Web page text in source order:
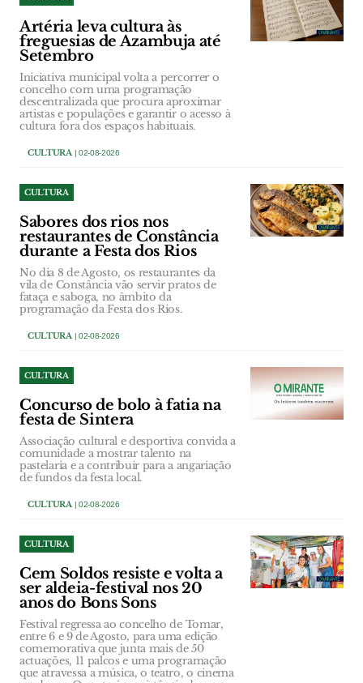
Artéria leva cultura às
freguesias de Azambuja até
Setembro
Iniciativa municipal volta a percorrer o
concelho com uma programação
descentralizada que procura aproximar
artistas e populações e garantir o acesso à
cultura fora dos espaços habituais.
CULTURA| 02-08-2026
CULTURA
Sabores dos rios nos
restaurantes de Constância
durante a Festa dos Rios
No dia 8 de Agosto, os restaurantes da
vila de Constância vão servir pratos de
fataça e saboga, no âmbito da
programação da Festa dos Rios.
CULTURA| 02-08-2026
CULTURA
Concurso de bolo à fatia na
festa de Sintera
Associação cultural e desportiva convida a
comunidade a mostrar talento na
pastelaria e a contribuir para a angariação
de fundos da festa local.
CULTURA| 02-08-2026
CULTURA
Cem Soldos resiste e volta a
ser aldeia-festival nos 20
anos do Bons Sons
Festival regressa ao concelho de Tomar,
entre 6 e 9 de Agosto, para uma edição
comemorativa que junta mais de 50
actuações, 11 palcos e uma programação
que atravessa a música, o teatro, o cinema